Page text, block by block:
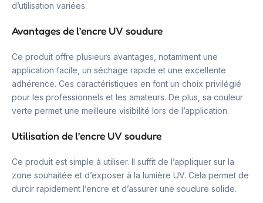
d’utilisation variées.
Avantages de l’encre UV soudure
Ce produit offre plusieurs avantages, notamment une
application facile, un séchage rapide et une excellente
adhérence. Ces caractéristiques en font un choix privilégié
pour les professionnels et les amateurs. De plus, sa couleur
verte permet une meilleure visibilité lors de l’application.
Utilisation de l’encre UV soudure
Ce produit est simple à utiliser. Il suffit de l’appliquer sur la
zone souhaitée et d’exposer à la lumière UV. Cela permet de
durcir rapidement l’encre et d’assurer une soudure solide.